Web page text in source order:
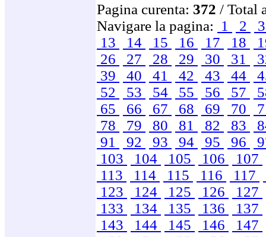
Pagina curenta: 372 / Total
Navigare la pagina: 1 2
13
14 15 16 17 18
26
27 28 29 30 31
39
40 41 42 43 44
52
53 54 55 56 57
65
66 67 68 69 70
78
79 80 81 82 83
91
92 93 94 95 96
103
104 105 106
107
113
114 115 116 117
123
124 125 126
127
133
134 135 136
137
143
144 145 146
147